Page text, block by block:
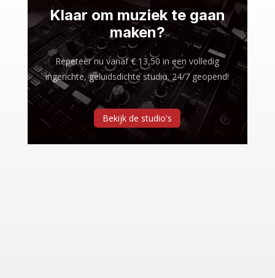
Klaar om muziek te gaan
maken?
Repeteer nu vanaf € 13,50 in een volledig
ingerichte, geluidsdichte studio. 24/7 geopend!
Bekijk de studio's